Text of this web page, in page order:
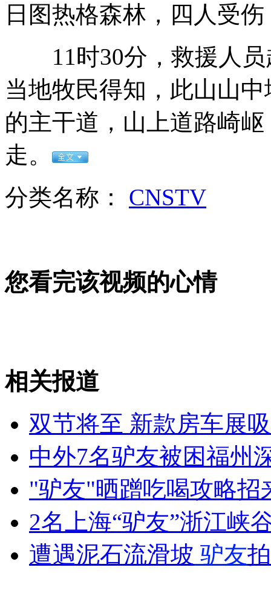
京杭运河突变蓝被戏称"蓝色多恼河"
实拍:台湾槟榔西施打跑闯店抢匪
新型检测仪1秒识别地沟油
女孩北京地铁殴打老人 痛下狠手拳打脚踢
外交部：反对强权政治霸凌主义
外交部：有关国家言论片面不公正
安徽一实载49人客车翻车
走！跟着总书记去植树
日图热格森林，四人受
11时30分，救援人员
当地牧民得知，此山山
的主干道，山上道路崎
走。
分类名称： CNSTV
您看完该视频的心情
相关报道
双节将至 新款房车展
中外7名驴友被困福州
"驴友"晒蹭吃喝攻略招
2名上海“驴友”浙江峡
遭遇泥石流滑坡 驴友